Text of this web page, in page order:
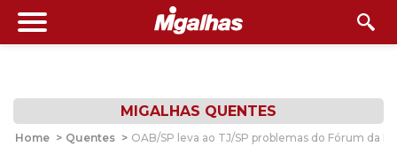
MIGALHAS QUENTES
Home > Quentes > OAB/SP leva ao TJ/SP problemas do Fórum da